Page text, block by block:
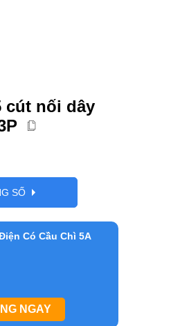
cút nối dây
SỐ
Có Cầu Chì 5A
NGAY